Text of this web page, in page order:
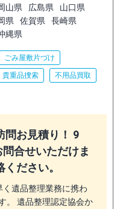
山県 広島県
山口県
県 佐賀県
長崎県
縄県
ごみ屋敷片づけ
貴重品捜索
不用品買取
問お見積り！ 9
合せいただけま
ださい。
遺品整理業務に携わ
。 遺品整理認定協会か